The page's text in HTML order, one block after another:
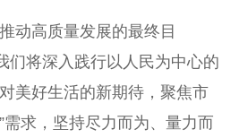
动高质量发展的最终目
们将深入践行以人民为中心的
美好生活的新期待，聚焦市
需求，坚持尽力而为、量力而